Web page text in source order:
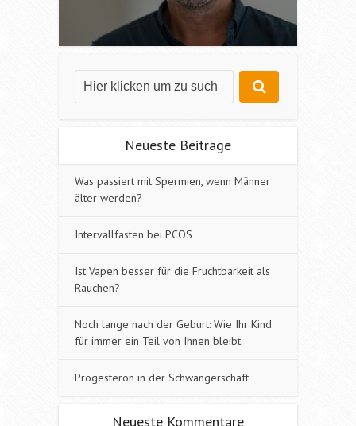
Neueste Beiträge
Was passiert mit Spermien, wenn Männer
älter werden?
Intervallfasten bei PCOS
Ist Vapen besser für die Fruchtbarkeit als
Rauchen?
Noch lange nach der Geburt: Wie Ihr Kind
für immer ein Teil von Ihnen bleibt
Progesteron in der Schwangerschaft
Neueste Kommentare